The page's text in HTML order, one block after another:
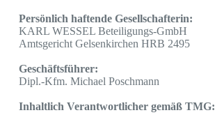
Persönlich haftende Gesellschafterin:
KARL WESSEL Beteiligungs-GmbH
Amtsgericht Gelsenkirchen HRB 2495
Geschäftsführer:
Dipl.-Kfm. Michael Poschmann
Inhaltlich Verantwortlicher gemäß TMG: